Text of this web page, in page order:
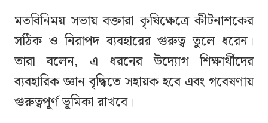
মতবিনিময় সভায় বক্তারা কৃষিক্ষেত্রে কীটনাশকের
সঠিক ও নিরাপদ ব্যবহারের গুরুত্ব তুলে ধরেন।
তারা বলেন, এ ধরনের উদ্যোগ শিক্ষার্থীদের
ব্যবহারিক জ্ঞান বৃদ্ধিতে সহায়ক হবে এবং গবেষণায়
গুরুত্বপূর্ণ ভূমিকা রাখবে।